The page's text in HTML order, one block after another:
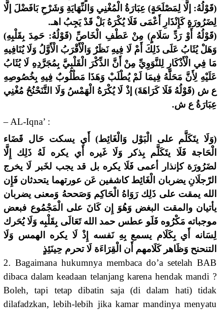
(قَوْلُهُ: إلَّا لِمَصْلَحَةٍ) عِبَارَةُ الْمُغْنِي وَالنِّهَايَةِ وَشَرْحِ بَافَضْلَ إلَّا
لِضَرُورَةٍ كَإِنْذَارِ أَعْمَى فَلَا يُكْرَهُ بَلْ قَدْ يَجِبُ اهـ.
(قَوْلُهُ أَوْ رَدِّ سَلَامٍ) مِنْ عَطْفِ الْخَاصِّ (قَوْلُهُ: حَمِدَ بِقَلْبِهِ)
وَهَلْ يُثَابُ عَلَى ذَلِكَ أَمْ لَا فِيهِ نَظَرٌ وَالْأَقْرَبُ الْأَوَّلُ وَلَا يُنَافِيهِ
مَا فِي الْأَذْكَارِ لِلنَّوَوِيِّ مِنْ أَنَّ الذِّكْرَ الْقَلْبِيَّ بِمُجَرَّدِهِ لَا يُثَابُ
عَلَيْهِ لِأَنَّ مَحَلَّهُ فِيمَا لَمْ يُطْلَبْ وَهَذَا مَطْلُوبٌ فِيهِ بِخُصُوصِهِ
ع ش (قَوْلُهُ فَلَا كَرَاهَةَ) إذْ لَا يُكْرَهُ الْهَمْسُ وَلَا التَّنَحْنُحُ مُغْنِي
عِبَارَةُ ع ش.
– AL-Iqna’ :
(وَلَا يتَكَلَّم على الْبَوْل وَالْغَائِط) أَي يسكت حَال قَضَاء
الْحَاجة فَلَا يتَكَلَّم بِذكر وَلَا غَيره أَي يكره لَهُ ذَلِك إِلَّا
لضَرُورَة كإنذار أعمى فَلَا يكره بل قد يجب لخَبر لَا يخرج
الرّجلَانِ يضربان الْغَائِط كاشفين عَن عورتهما يتحدثان فَإِن
الله يمقت على ذَلِك رَوَاهُ الْحَاكِم وَصَححهُ وَمعنى يضربان
يأتيان والمقت البغض وَهُوَ إِن كَانَ على الْمَجْمُوع فبعض
موجباته مَكْرُوه فَلَو عطس حمد الله تَعَالَى بِقَلْبِه وَلَا يُحَرك
لِسَانه أَي بِكَلَام يسمع بِهِ نَفسه إِذْ لَا يكره الهمس وَلَا
التنحنح وَظَاهر كَلَامهم أَن الْقِرَاءَة لَا تحرم حِينَئِذٍ
2. Bagaimana hukumnya membaca do’a setelah BAB
dibaca dalam keadaan telanjang karena hendak mandi ?
Boleh, tapi tetap dibatin saja (di dalam hati) tidak
dilafadzkan, lebih-lebih jika kamar mandinya menyatu